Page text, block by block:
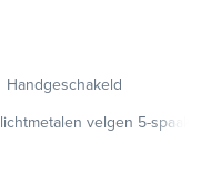
Handgeschakeld
lichtmetalen velgen 5-spaaks